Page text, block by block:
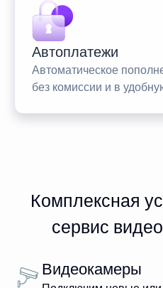
Автоплатежи
Автоматическое
без комиссии и в
Комплексная
сервис
Видеокамеры